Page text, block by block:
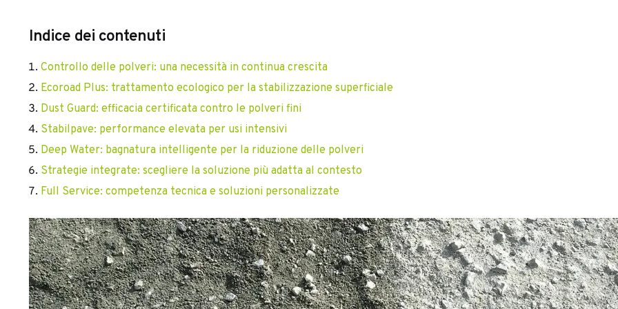
Indice dei contenuti
Controllo delle polveri: una necessità in continua crescita
Ecoroad Plus: trattamento ecologico per la stabilizzazione superficiale
Dust Guard: efficacia certificata contro le polveri fini
Stabilpave: performance elevata per usi intensivi
Deep Water: bagnatura intelligente per la riduzione delle polveri
Strategie integrate: scegliere la soluzione più adatta al contesto
Full Service: competenza tecnica e soluzioni personalizzate